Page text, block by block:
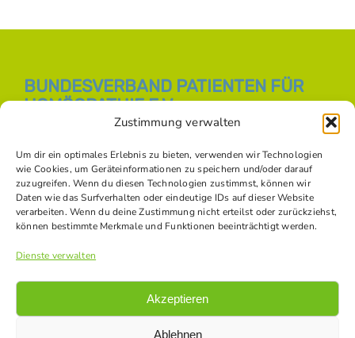
Zustimmung verwalten
Um dir ein optimales Erlebnis zu bieten, verwenden wir Technologien
wie Cookies, um Geräteinformationen zu speichern und/oder darauf
zuzugreifen. Wenn du diesen Technologien zustimmst, können wir
Daten wie das Surfverhalten oder eindeutige IDs auf dieser Website
verarbeiten. Wenn du deine Zustimmung nicht erteilst oder zurückziehst,
können bestimmte Merkmale und Funktionen beeinträchtigt werden.
Dienste verwalten
Akzeptieren
Ablehnen
BUNDESVERBAND PATIENTEN FÜR
HOMÖOPATHIE E.V.
E-Mail:
info [at] bph-online.de
Webseite:Homöopathie Online
SOZIALE NETZWERKE